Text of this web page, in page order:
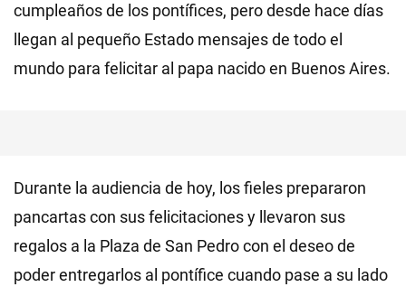
cumpleaños de los pontífices, pero desde hace días
llegan al pequeño Estado mensajes de todo el
mundo para felicitar al papa nacido en Buenos Aires.
Durante la audiencia de hoy, los fieles prepararon
pancartas con sus felicitaciones y llevaron sus
regalos a la Plaza de San Pedro con el deseo de
poder entregarlos al pontífice cuando pase a su lado